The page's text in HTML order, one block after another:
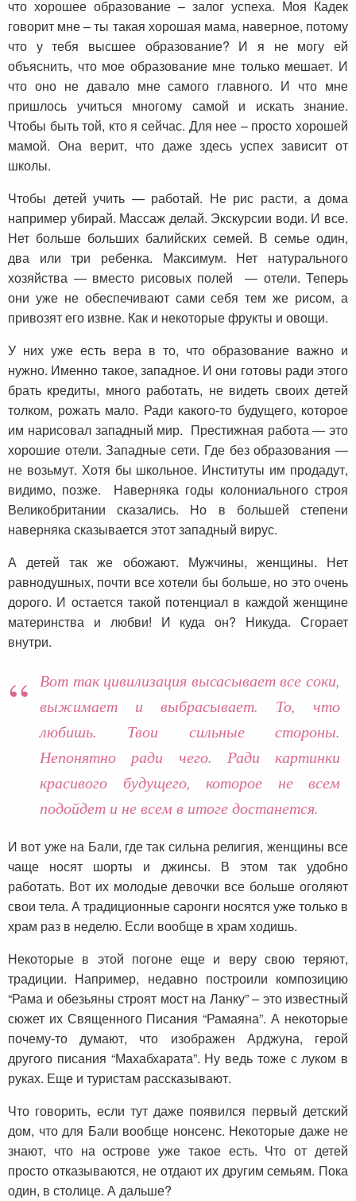
что хорошее образование – залог успеха. Моя Кадек
говорит мне – ты такая хорошая мама, наверное, потому
что у тебя высшее образование? И я не могу ей
объяснить, что мое образование мне только мешает. И
что оно не давало мне самого главного. И что мне
пришлось учиться многому самой и искать знание.
Чтобы быть той, кто я сейчас. Для нее – просто хорошей
мамой. Она верит, что даже здесь успех зависит от
школы.
Чтобы детей учить — работай. Не рис расти, а дома
например убирай. Массаж делай. Экскурсии води. И все.
Нет больше больших балийских семей. В семье один,
два или три ребенка. Максимум. Нет натурального
хозяйства — вместо рисовых полей — отели. Теперь
они уже не обеспечивают сами себя тем же рисом, а
привозят его извне. Как и некоторые фрукты и овощи.
У них уже есть вера в то, что образование важно и
нужно. Именно такое, западное. И они готовы ради этого
брать кредиты, много работать, не видеть своих детей
толком, рожать мало. Ради какого-то будущего, которое
им нарисовал западный мир. Престижная работа — это
хорошие отели. Западные сети. Где без образования —
не возьмут. Хотя бы школьное. Институты им продадут,
видимо, позже. Наверняка годы колониального строя
Великобритании сказались. Но в большей степени
наверняка сказывается этот западный вирус.
А детей так же обожают. Мужчины, женщины. Нет
равнодушных, почти все хотели бы больше, но это очень
дорого. И остается такой потенциал в каждой женщине
материнства и любви! И куда он? Никуда. Сгорает
внутри.
Вот так цивилизация высасывает все соки,
выжимает и выбрасывает. То, что
любишь. Твои сильные стороны.
Непонятно ради чего. Ради картинки
красивого будущего, которое не всем
подойдет и не всем в итоге достанется.
И вот уже на Бали, где так сильна религия, женщины все
чаще носят шорты и джинсы. В этом так удобно
работать. Вот их молодые девочки все больше оголяют
свои тела. А традиционные саронги носятся уже только в
храм раз в неделю. Если вообще в храм ходишь.
Некоторые в этой погоне еще и веру свою теряют,
традиции. Например, недавно построили композицию
“Рама и обезьяны строят мост на Ланку” – это известный
сюжет их Священного Писания “Рамаяна”. А некоторые
почему-то думают, что изображен Арджуна, герой
другого писания “Махабхарата”. Ну ведь тоже с луком в
руках. Еще и туристам рассказывают.
Что говорить, если тут даже появился первый детский
дом, что для Бали вообще нонсенс. Некоторые даже не
знают, что на острове уже такое есть. Что от детей
просто отказываются, не отдают их другим семьям. Пока
один, в столице. А дальше?